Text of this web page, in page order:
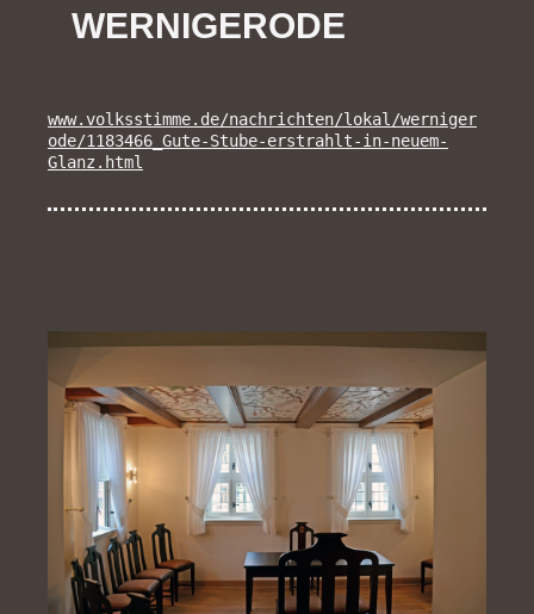
WERNIGERODE
www.volksstimme.de/nachrichten/lokal/werniger
ode/1183466_Gute-Stube-erstrahlt-in-neuem-
Glanz.html